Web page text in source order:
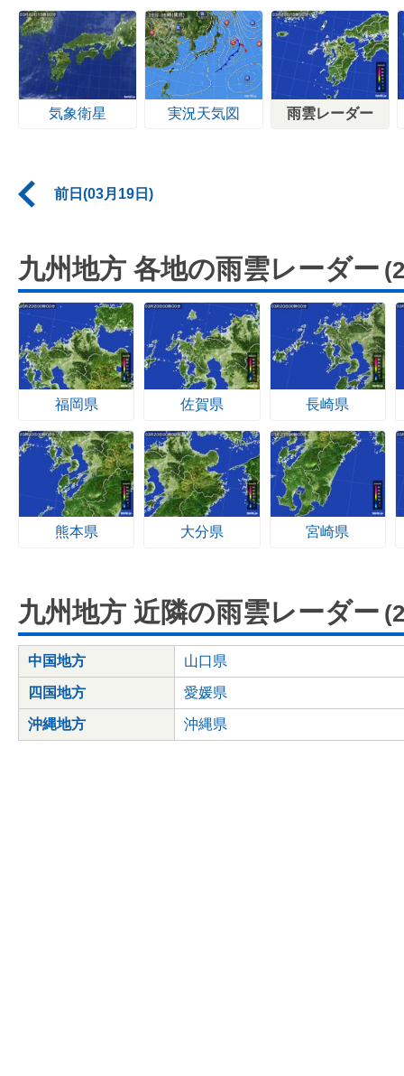
気象衛星 実況天気図 雨雲レーダー
前日(03月19日)
九州地方 各地の雨雲レーダー
福岡県 佐賀県 長崎県
熊本県 大分県 宮崎県
九州地方 近隣の雨雲レーダー
中国地方 山口県
四国地方 愛媛県
沖縄地方 沖縄県